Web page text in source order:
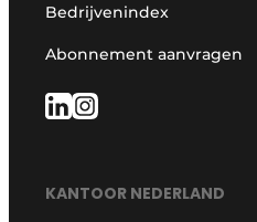
Bedrijvenindex
Abonnement aanvragen
KANTOOR NEDERLAND